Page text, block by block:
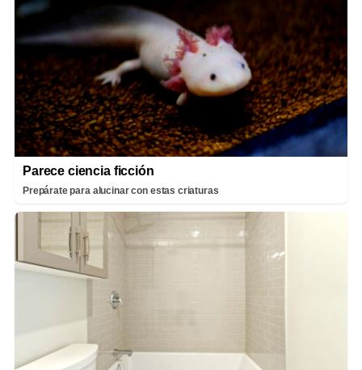
Parece ciencia ficción
Prepárate para alucinar con estas criaturas